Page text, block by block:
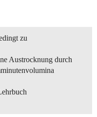
zu
Austrocknung durch